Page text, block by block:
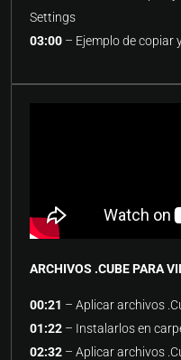
Settings
03:00 – Ejemplo de copiar
ARCHIVOS .CUBE PARA
00:21 – Aplicar archivos
01:22 – Instalarlos en
02:32 – Aplicar archivos